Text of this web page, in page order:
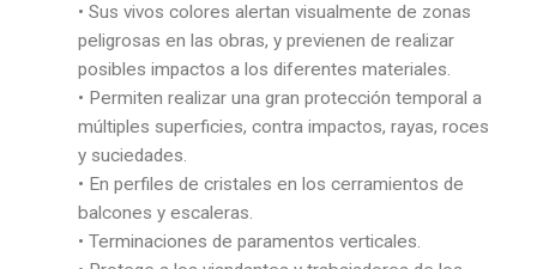
• Sus vivos colores alertan visualmente de zonas
peligrosas en las obras, y previenen de realizar
posibles impactos a los diferentes materiales.
• Permiten realizar una gran protección temporal a
múltiples superficies, contra impactos, rayas, roces
y suciedades.
• En perfiles de cristales en los cerramientos de
balcones y escaleras.
• Terminaciones de paramentos verticales.